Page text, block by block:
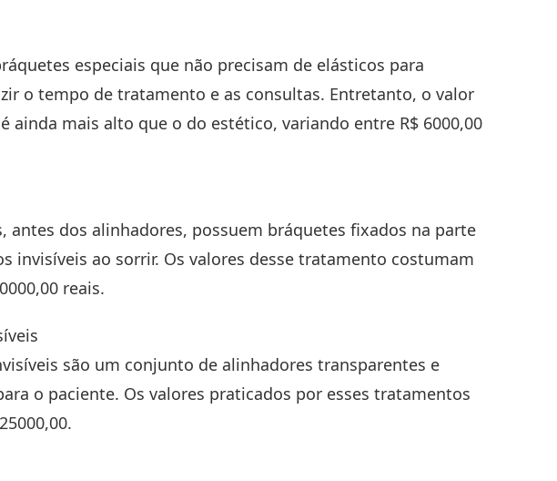
especiais que não precisam de elásticos para
o tempo de tratamento e as consultas. Entretanto, o valor
mais alto que o do estético, variando entre R$ 6000,00
antes dos alinhadores, possuem bráquetes fixados na parte
invisíveis ao sorrir. Os valores desse tratamento costumam
reais.
são um conjunto de alinhadores transparentes e
o paciente. Os valores praticados por esses tratamentos